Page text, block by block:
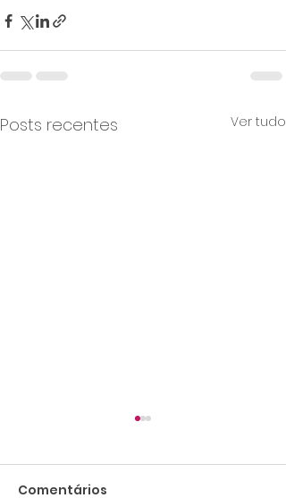
Posts recentes Ver tudo
Comentários